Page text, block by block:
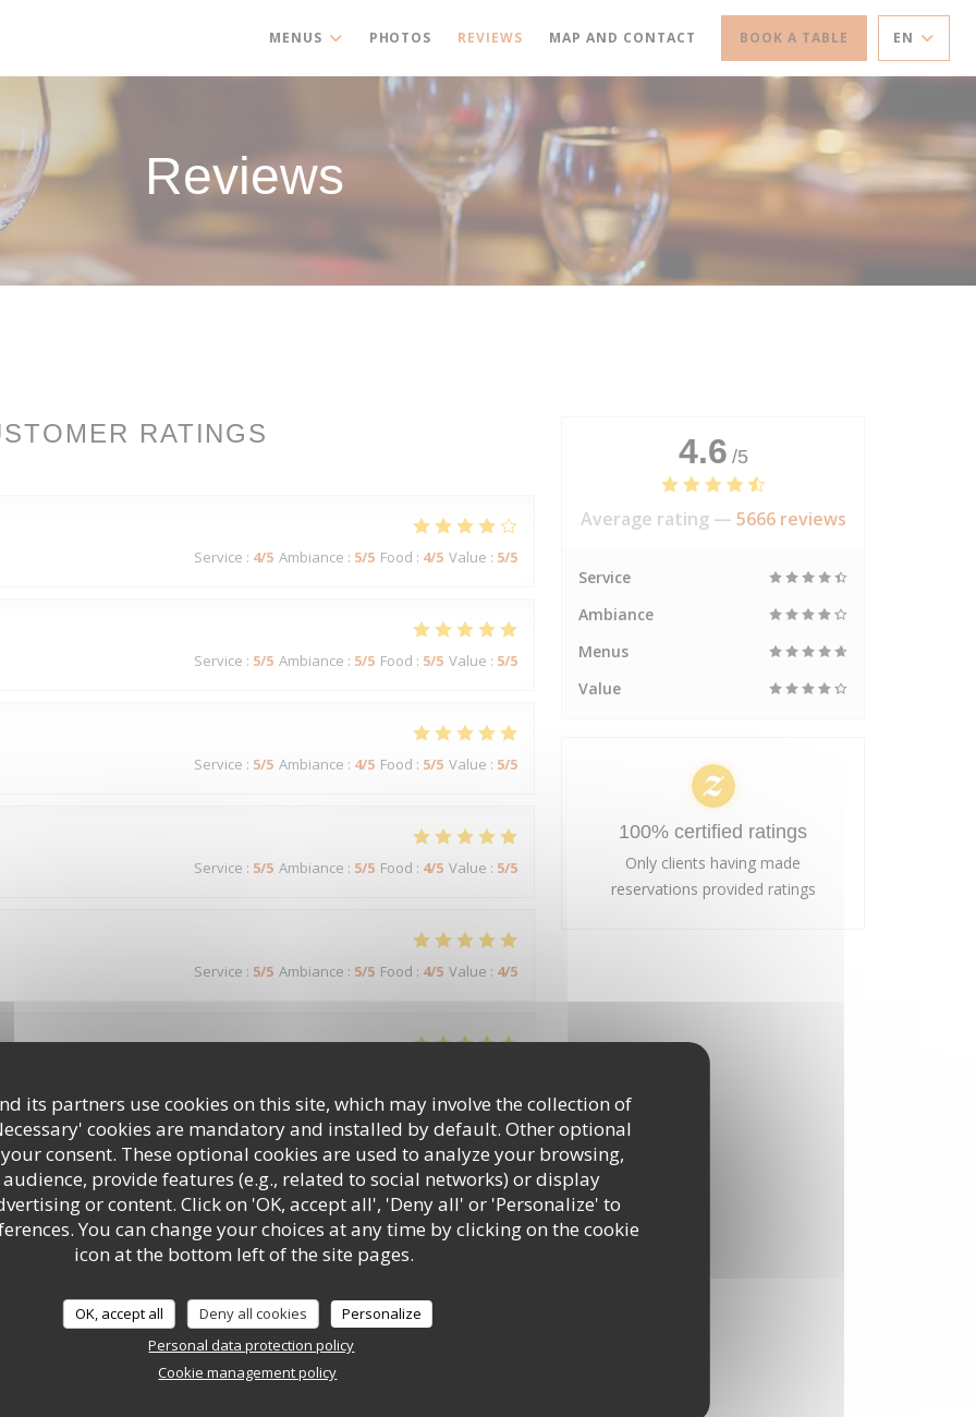
its partners use cookies on this site, which may involve the collection of
cookies are mandatory and installed by default. Other optional
consent. These optional cookies are used to analyze your browsing,
provide features (e.g., related to social networks) or display
or content. Click on 'OK, accept all', 'Deny all' or 'Personalize' to
You can change your choices at any time by clicking on the cookie
icon at the bottom left of the site pages.
OK, accept all Deny all cookies
Personalize
Personal data protection policy
Cookie management policy
MENUS PHOTOS REVIEWS MAP AND CONTACT BOOK A TABLE EN
Reviews
RATINGS
Service : 4/5 Ambiance : 5/5 Food : 4/5 Value : 5/5
Service : 5/5 Ambiance : 5/5 Food : 5/5 Value : 5/5
Service : 5/5 Ambiance : 4/5 Food : 5/5 Value : 5/5
Service : 5/5 Ambiance : 5/5 Food : 4/5 Value : 5/5
Service : 5/5 Ambiance : 5/5 Food : 4/5 Value : 4/5
aux petits oignons : nous avons passé une excellente soirée, et
Tout était parfait. Mais cette fois ci on était très déçu. Les plats
Le croustillant d’épaule d’agneau n’avait pas de goût du tout
Je me doutais est-ce que c’est le même chef de l’année dernière.
4.6 /5
Average rating — 5666 reviews
Service
Ambiance
Menus
Value
100% certified ratings
Only clients having made
reservations provided ratings
LE PAVILLON DE BAILLY